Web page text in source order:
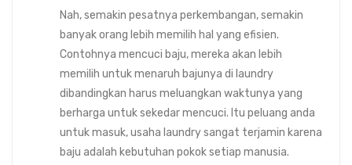
Nah, semakin pesatnya perkembangan, semakin
banyak orang lebih memilih hal yang efisien.
Contohnya mencuci baju, mereka akan lebih
memilih untuk menaruh bajunya di laundry
dibandingkan harus meluangkan waktunya yang
berharga untuk sekedar mencuci. Itu peluang anda
untuk masuk, usaha laundry sangat terjamin karena
baju adalah kebutuhan pokok setiap manusia.